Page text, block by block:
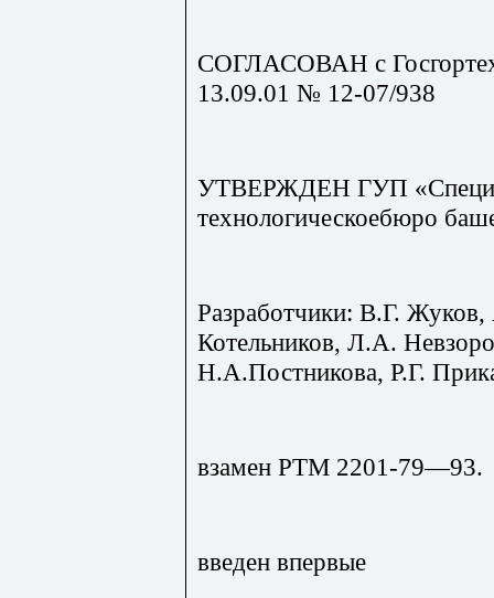
СОГЛАСОВАН с
13.09.01 № 12-07/938
УТВЕРЖДЕН ГУП
технологическоебюро
Разработчики: В.Г.
Котельников, Л.А.
Н.А.Постникова, Р.Г.
взамен РТМ 2201-79—93.
введен впервые